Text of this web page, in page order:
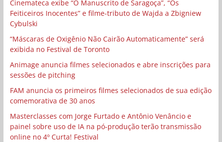
Cinemateca exibe “O Manuscrito de Saragoça”, “Os
Feiticeiros Inocentes” e filme-tributo de Wajda a Zbigniew
Cybulski
“Máscaras de Oxigênio Não Cairão Automaticamente” será
exibida no Festival de Toronto
Animage anuncia filmes selecionados e abre inscrições para
sessões de pitching
FAM anuncia os primeiros filmes selecionados de sua edição
comemorativa de 30 anos
Masterclasses com Jorge Furtado e Antônio Venâncio e
painel sobre uso de IA na pó-produção terão transmissão
online no 4º Curta! Festival